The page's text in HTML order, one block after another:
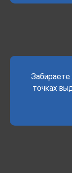
Забираете
точках